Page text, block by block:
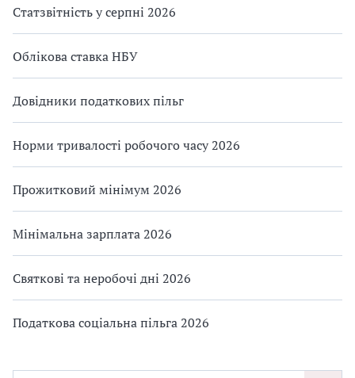
Статзвітність у серпні 2026
Облікова ставка НБУ
Довідники податкових пільг
Норми тривалості робочого часу 2026
Прожитковий мінімум 2026
Мінімальна зарплата 2026
Святкові та неробочі дні 2026
Податкова соціальна пільга 2026